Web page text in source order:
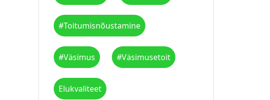
#toitumisnõustamine
#väsimus #väsimusetoit
Elukvaliteet